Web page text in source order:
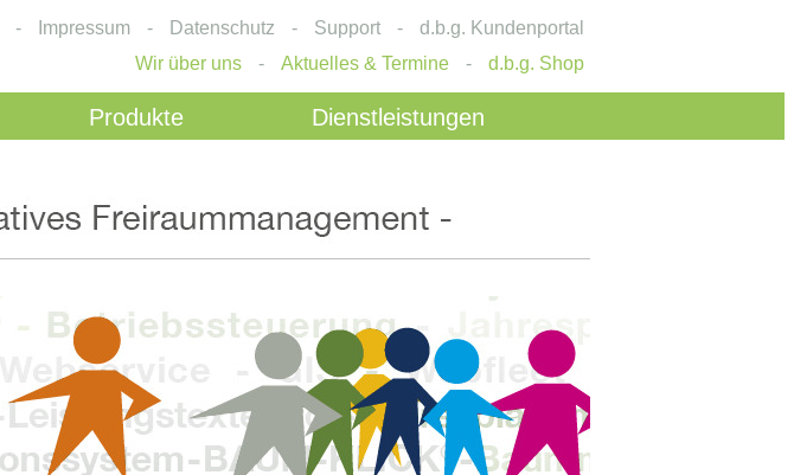
- Impressum - Datenschutz - Support -
d.b.g. Kundenportal
Wir über uns
- Aktuelles & Termine - d.b.g. Shop
Produkte Dienstleistungen